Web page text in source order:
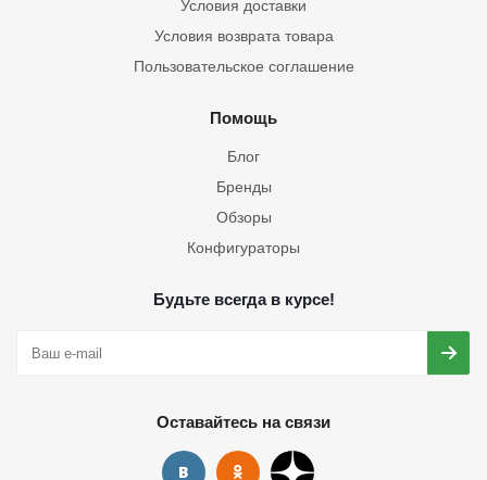
Условия доставки
Условия возврата товара
Пользовательское соглашение
Помощь
Блог
Бренды
Обзоры
Конфигураторы
Будьте всегда в курсе!
Оставайтесь на связи